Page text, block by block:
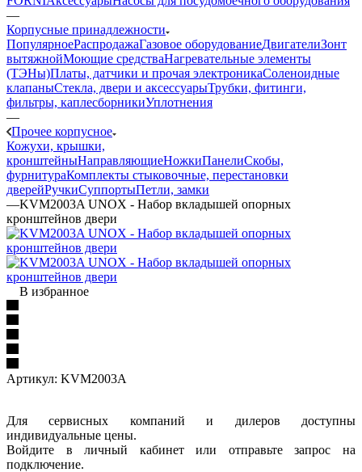
—
Корпусные принадлежности
ПопулярноеРаспродажаГазовое оборудованиеДвигателиЗонт
вытяжнойМоющие средстваНагревательные элементы
(ТЭНы)Платы, датчики и прочая электроникаСоленоидные
клапаныСтекла, двери и аксессуарыТрубки, фитинги,
фильтры, каплесборникиУплотнения
—
Прочее корпусное
Кожухи, крышки,
кронштейныНаправляющиеНожкиПанелиCкобы,
фурнитураКомплекты стыковочные, перестановки
дверейРучкиСуппортыПетли, замки
—KVM2003A UNOX - Набор вкладышей опорных
кронштейнов двери
В избранное
Артикул: KVM2003A
Для сервисных компаний и дилеров доступны
индивидуальные цены.
Войдите в личный кабинет или отправьте запрос на
подключение.